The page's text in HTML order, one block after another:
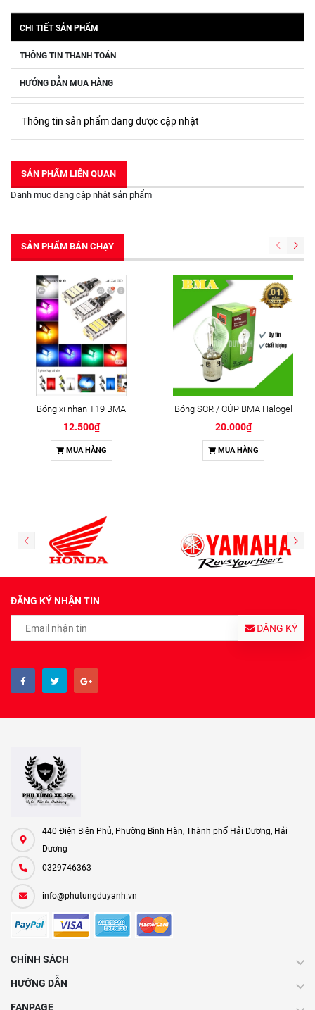
CHI TIẾT SẢN PHẨM
THÔNG TIN THANH TOÁN
HƯỚNG DẪN MUA HÀNG
Thông tin sản phẩm đang được cập nhật
SẢN PHẨM LIÊN QUAN
Danh mục đang cập nhật sản phẩm
SẢN PHẨM BÁN CHẠY
Bóng xi nhan T19 BMA
12.500₫
MUA HÀNG
Bóng SCR / CÚP BMA Halogel
20.000₫
MUA HÀNG
ĐĂNG KÝ NHẬN TIN
ĐĂNG KÝ
440 Điện Biên Phủ, Phường Bình Hàn, Thành phố Hải Dương, Hải
Dương
0329746363
info@phutungduyanh.vn
CHÍNH SÁCH
HƯỚNG DẪN
FANPAGE